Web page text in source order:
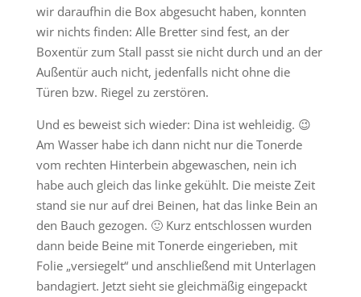
wir daraufhin die Box abgesucht haben, konnten
wir nichts finden: Alle Bretter sind fest, an der
Boxentür zum Stall passt sie nicht durch und an der
Außentür auch nicht, jedenfalls nicht ohne die
Türen bzw. Riegel zu zerstören.
Und es beweist sich wieder: Dina ist wehleidig. 😉
Am Wasser habe ich dann nicht nur die Tonerde
vom rechten Hinterbein abgewaschen, nein ich
habe auch gleich das linke gekühlt. Die meiste Zeit
stand sie nur auf drei Beinen, hat das linke Bein an
den Bauch gezogen. 🙂 Kurz entschlossen wurden
dann beide Beine mit Tonerde eingerieben, mit
Folie „versiegelt“ und anschließend mit Unterlagen
bandagiert. Jetzt sieht sie gleichmäßig eingepackt